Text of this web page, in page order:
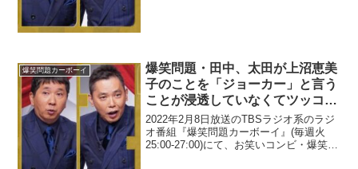
爆笑問題カーボーイ
爆笑問題・田中、太田が上沼恵美
子のことを「ジョーカー」と言う
ことが浸透していなくてツッコむ
と「俺が悪いみたいになる」
2022年2月8日放送のTBSラジオ系のラジ
オ番組『爆笑問題カーボーイ』(毎週火
25:00-27:00)にて、お笑いコンビ・爆笑問